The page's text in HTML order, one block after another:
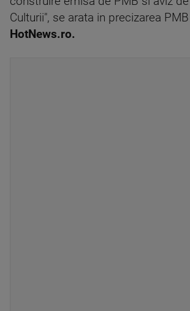
Culturii", se arata in precizarea
HotNews.ro.